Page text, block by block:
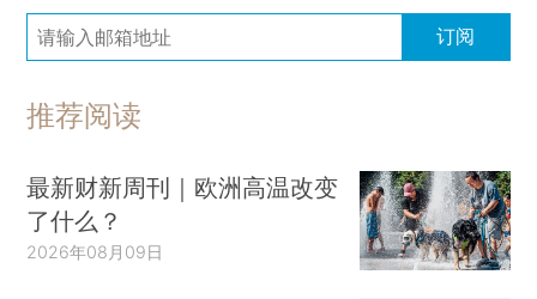
订阅
推荐阅读
最新财新周刊｜欧洲高温改变
了什么？
2026年08月09日